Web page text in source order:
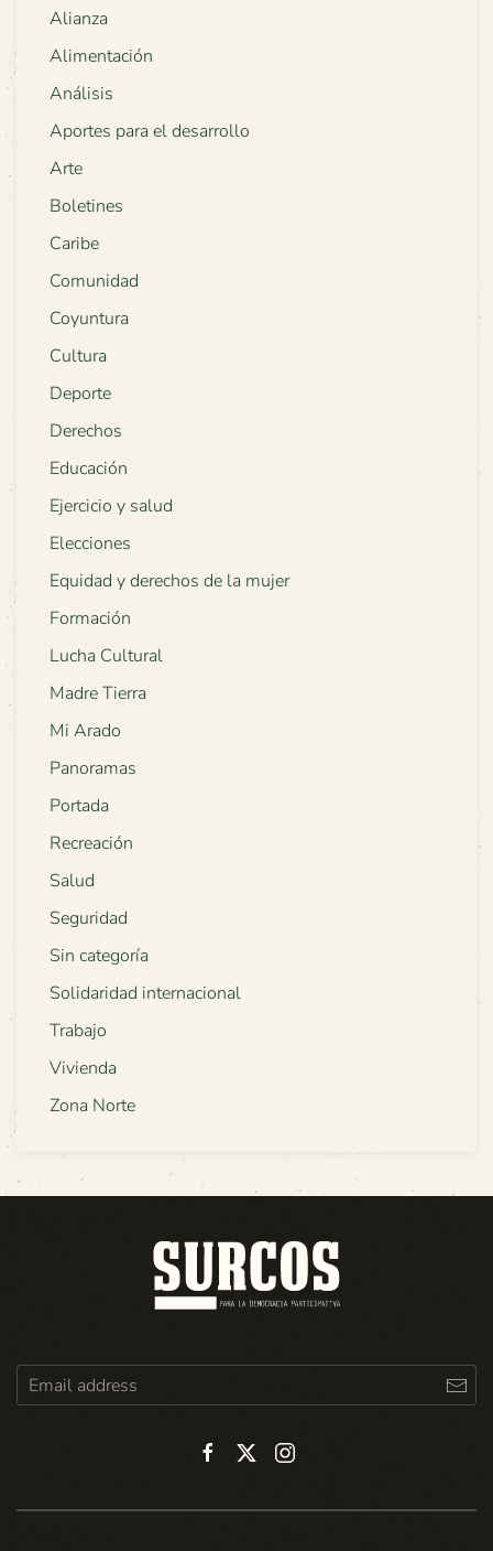
Alianza
Alimentación
Análisis
Aportes para el desarrollo
Arte
Boletines
Caribe
Comunidad
Coyuntura
Cultura
Deporte
Derechos
Educación
Ejercicio y salud
Elecciones
Equidad y derechos de la mujer
Formación
Lucha Cultural
Madre Tierra
Mi Arado
Panoramas
Portada
Recreación
Salud
Seguridad
Sin categoría
Solidaridad internacional
Trabajo
Vivienda
Zona Norte